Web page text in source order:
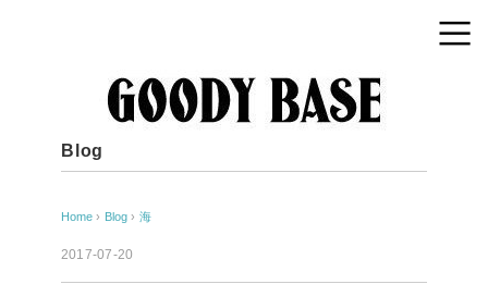
Blog
Home › Blog › 海
2017-07-20